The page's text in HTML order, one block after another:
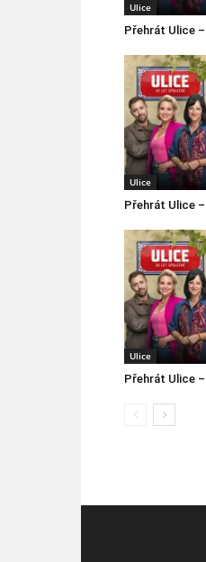
Ulice
Přehrát Ulice –
Ulice
Přehrát Ulice
Ulice
Přehrát Ulice –